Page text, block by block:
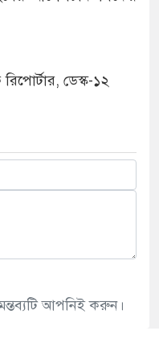
ডেস্ক-১২
আপনিই করুন।